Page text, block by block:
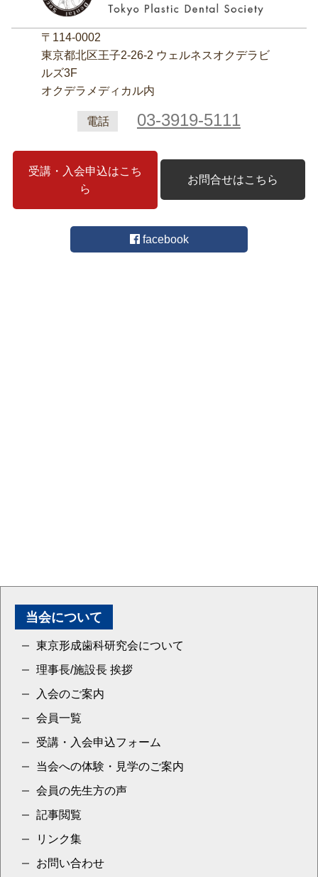
〒114-0002
東京都北区王子2‐26‐2 ウェルネスオクデラビ
ルズ3F
オクデラメディカル内
電話 03-3919-5111
受講・入会申込はこち
ら
お問合せはこちら
facebook
当会について
東京形成歯科研究会について
理事長/施設長 挨拶
入会のご案内
会員一覧
受講・入会申込フォーム
当会への体験・見学のご案内
会員の先生方の声
記事閲覧
リンク集
お問い合わせ